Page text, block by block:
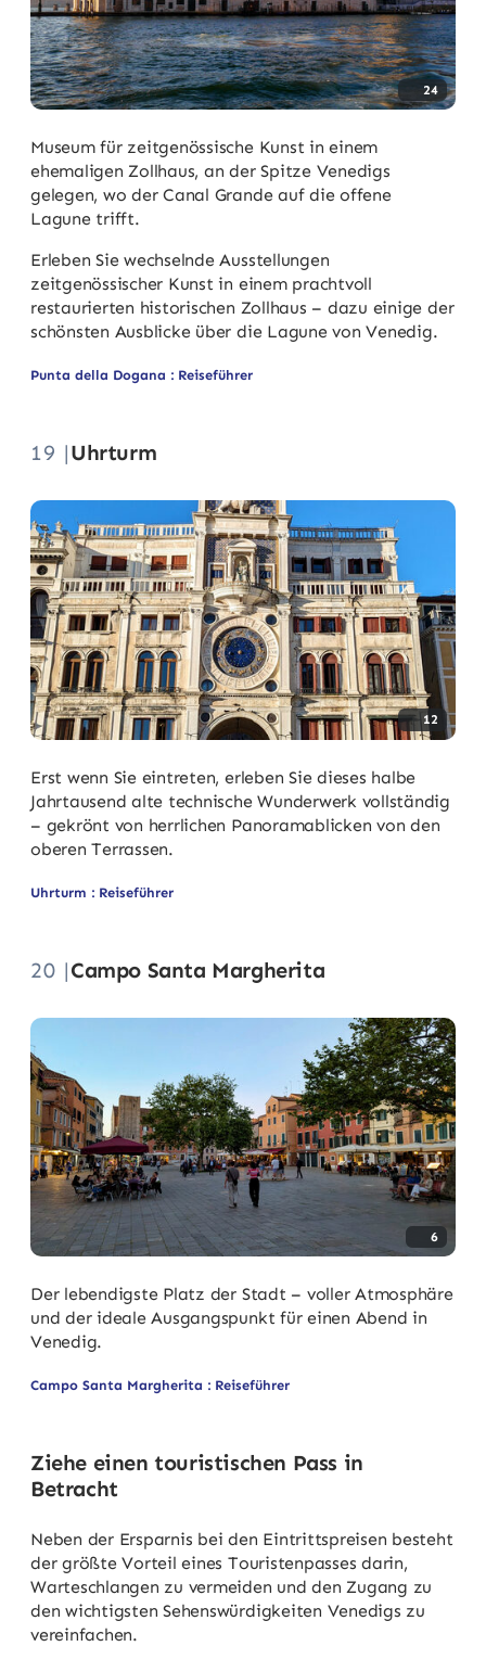
24
Museum für zeitgenössische Kunst in einem
ehemaligen Zollhaus, an der Spitze Venedigs
gelegen, wo der Canal Grande auf die offene
Lagune trifft.
Erleben Sie wechselnde Ausstellungen
zeitgenössischer Kunst in einem prachtvoll
restaurierten historischen Zollhaus – dazu einige der
schönsten Ausblicke über die Lagune von Venedig.
Punta della Dogana : Reiseführer
19 |Uhrturm
12
Erst wenn Sie eintreten, erleben Sie dieses halbe
Jahrtausend alte technische Wunderwerk vollständig
– gekrönt von herrlichen Panoramablicken von den
oberen Terrassen.
Uhrturm : Reiseführer
20 |Campo Santa Margherita
6
Der lebendigste Platz der Stadt – voller Atmosphäre
und der ideale Ausgangspunkt für einen Abend in
Venedig.
Campo Santa Margherita : Reiseführer
Ziehe einen touristischen Pass in
Betracht
Neben der Ersparnis bei den Eintrittspreisen besteht
der größte Vorteil eines Touristenpasses darin,
Warteschlangen zu vermeiden und den Zugang zu
den wichtigsten Sehenswürdigkeiten Venedigs zu
vereinfachen.